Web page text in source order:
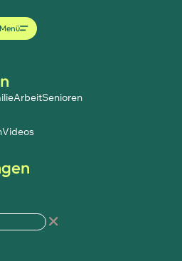
ArbeitSenioren
Videos
Menü